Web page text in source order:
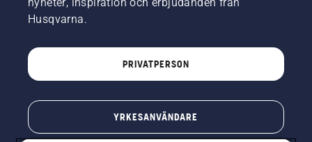
Husqvarna.
PRIVATPERSON
YRKESANVÄNDARE